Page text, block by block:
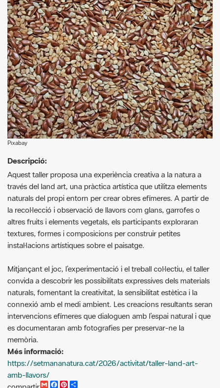
Pixabay
Descripció:
Aquest taller proposa una experiència creativa a la natura a
naturals del propi entorn per crear obres efímeres. A partir de
la recol·lecció i observació de llavors com glans, garrofes o
altres fruits i elements vegetals, els participants exploraran
textures, formes i composicions per construir petites
instal·lacions artístiques sobre el paisatge.
Mitjançant el joc, l’experimentació i el treball col·lectiu, el taller
convida a descobrir les possibilitats expressives dels materials
connexió amb el medi ambient. Les creacions resultants seran
intervencions efímeres que dialoguen amb l’espai natural i que
es documentaran amb fotografies per preservar-ne la
memòria.
Més informació:
https://setmananatura.cat/2026/activitat/taller-land-art-
amb-llavors/
compartir
G
m
a
i
F
a
c
b
n
e
m